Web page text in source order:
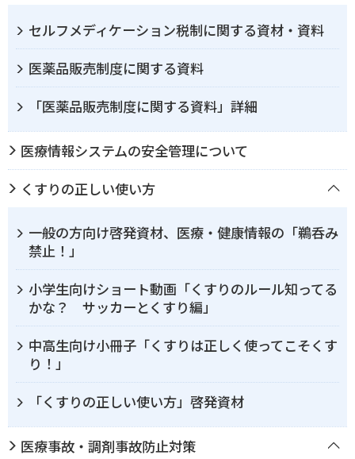
セルフメディケーション税制に関する資材・資料
医薬品販売制度に関する資料
「医薬品販売制度に関する資料」詳細
医療情報システムの安全管理について
くすりの正しい使い方
一般の方向け啓発資材、医療・健康情報の「鵜呑み
禁止！」
小学生向けショート動画「くすりのルール知ってる
かな？ サッカーとくすり編」
中高生向け小冊子「くすりは正しく使ってこそくす
り！」
「くすりの正しい使い方」啓発資材
医療事故・調剤事故防止対策